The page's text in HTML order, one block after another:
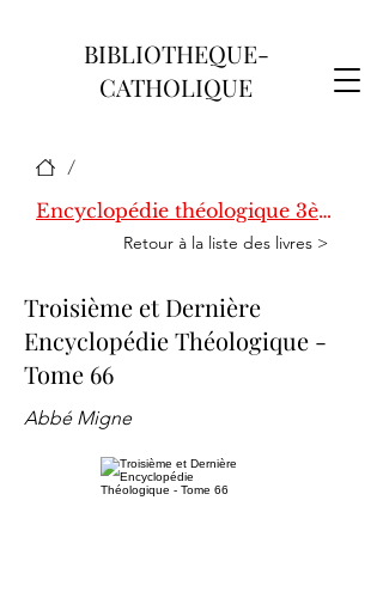
BIBLIOTHEQUE-
CATHOLIQUE
/
Encyclopédie théologique 3ème série
Retour à la liste des livres >
Troisième et Dernière
Encyclopédie Théologique -
Tome 66
Abbé Migne